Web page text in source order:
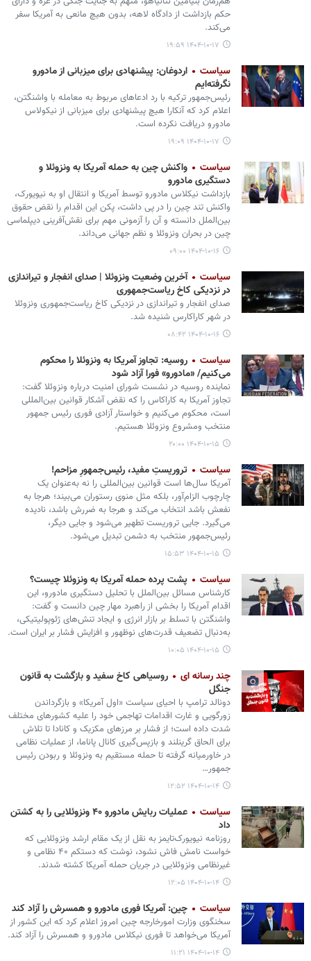
حکم بازداشت از دادگاه لاهه، بدون هیچ مانعی به آمریکا سفر
می‌کند.
۱۴۰۴-۱۰-۱۷ ۱۹:۵۹
سیاست
اردوغان: پیشنهادی برای میزبانی از مادورو
نگرفته‌ایم
رئیس‌جمهور ترکیه با رد ادعاهای مربوط به معامله با واشنگتن،
اعلام کرد که آنکارا هیچ پیشنهادی برای میزبانی از نیکولاس
مادورو دریافت نکرده است.
۱۴۰۴-۱۰-۱۷ ۱۹:۰۹
سیاست
واکنش چین به حمله آمریکا به ونزوئلا و
دستگیری مادورو
بازداشت نیکلاس مادورو توسط آمریکا و انتقال او به نیویورک،
واکنش تند چین را در پی داشت، پکن این اقدام را نقض حقوق
بین‌الملل دانسته و آن را آزمونی مهم برای نقش‌آفرینی دیپلماسی
چین در بحران ونزوئلا و نظم جهانی می‌داند.
۱۴۰۴-۱۰-۱۶ ۰۹:۰۰
سیاست
آخرین وضعیت ونزوئلا | صدای انفجار و تیراندازی
در نزدیکی کاخ ریاست‌جمهوری
صدای انفجار و تیراندازی در نزدیکی کاخ ریاست‌جمهوری ونزوئلا
در شهر کاراکارس شنیده شد.
۱۴۰۴-۱۰-۱۶ ۰۸:۴۲
سیاست
روسیه: تجاوز آمریکا به ونزوئلا را محکوم
می‌کنیم/ «مادورو» فورا آزاد شود
نماینده روسیه در نشست شورای امنیت درباره ونزوئلا گفت:
تجاوز آمریکا به کاراکاس را که نقض آشکار قوانین بین‌المللی
است، محکوم می‌کنیم و خواستار آزادی فوری رئیس جمهور
منتخب ومشروع ونزوئلا هستیم.
۱۴۰۴-۱۰-۱۵ ۲۰:۰۰
سیاست تروریستِ مفید، رئیس‌جمهورِ مزاحم!
آمریکا سال‌ها است قوانین بین‌المللی را نه به‌عنوان یک
چارچوب الزام‌آور، بلکه مثل منوی رستوران می‌بیند؛ هرجا به
نفعش باشد انتخاب می‌کند و هرجا به ضررش باشد، نادیده
می‌گیرد. جایی تروریست تطهیر می‌شود و جایی دیگر،
رئیس‌جمهور منتخب به دشمن تبدیل می‌شود.
۱۴۰۴-۱۰-۱۵ ۱۵:۵۳
سیاست پشت پرده حمله آمریکا به ونزوئلا چیست؟
کارشناس مسائل بین‌الملل با تحلیل دستگیری مادورو، این
اقدام آمریکا را بخشی از راهبرد مهار چین دانست و گفت:
واشنگتن با تسلط بر بازار انرژی و ایجاد تنش‌های ژئوپولیتیکی،
به‌دنبال تضعیف قدرت‌های نوظهور و افزایش فشار بر ایران است.
۱۴۰۴-۱۰-۱۵ ۱۰:۰۵
چند رسانه ای
روسیاهی کاخ سفید و بازگشت به قانون
جنگل
دونالد ترامپ با احیای سیاست «اول آمریکا» و بازگرداندن
زورگویی و غارت اقدامات تهاجمی خود را علیه کشورهای مختلف
شدت داده است؛ از فشار بر مرزهای مکزیک و کانادا تا تلاش
برای الحاق گرینلند و بازپس‌گیری کانال پاناما، از عملیات نظامی
در خاورمیانه گرفته تا حمله مستقیم به ونزوئلا و ربودن رئیس
جمهور…
۱۴۰۴-۱۰-۱۴ ۱۲:۵۲
سیاست
عملیات ربایش مادورو ۴۰ ونزوئلایی را به کشتن
داد
روزنامه نیویورک‌تایمز به نقل از یک مقام ارشد ونزوئلایی که
خواست نامش فاش نشود، نوشت که دستکم ۴۰ نظامی و
غیرنظامی ونزوئلایی در جریان حمله آمریکا کشته شدند.
۱۴۰۴-۱۰-۱۴ ۱۲:۰۵
سیاست چین: آمریکا فوری مادورو و همسرش را آزاد کند
سخنگوی وزارت امورخارجه چین امروز اعلام کرد که این کشور از
آمریکا می‎‌خواهد تا فوری نیکلاس مادورو و همسرش را آزاد کند.
۱۴۰۴-۱۰-۱۴ ۱۱:۲۱